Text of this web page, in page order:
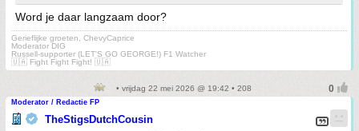
Word je daar langzaam door?
Gerieflijke groeten, ChevyCaprice
Moderator DIG
Russell-supporter (LET'S GO GEORGE!) F1 Watcher
🇺🇦 Fight Fight Fight! 🇺🇦
• vrijdag 22 mei 2026 @ 19:42 • 208
Moderator / Redactie FP
TheStigsDutchCousin